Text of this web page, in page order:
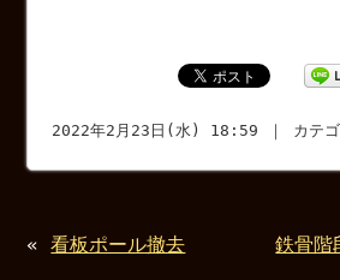
2022年2月23日(水) 18:59 ｜ カテゴ
«看板ポール撤去 鉄骨階